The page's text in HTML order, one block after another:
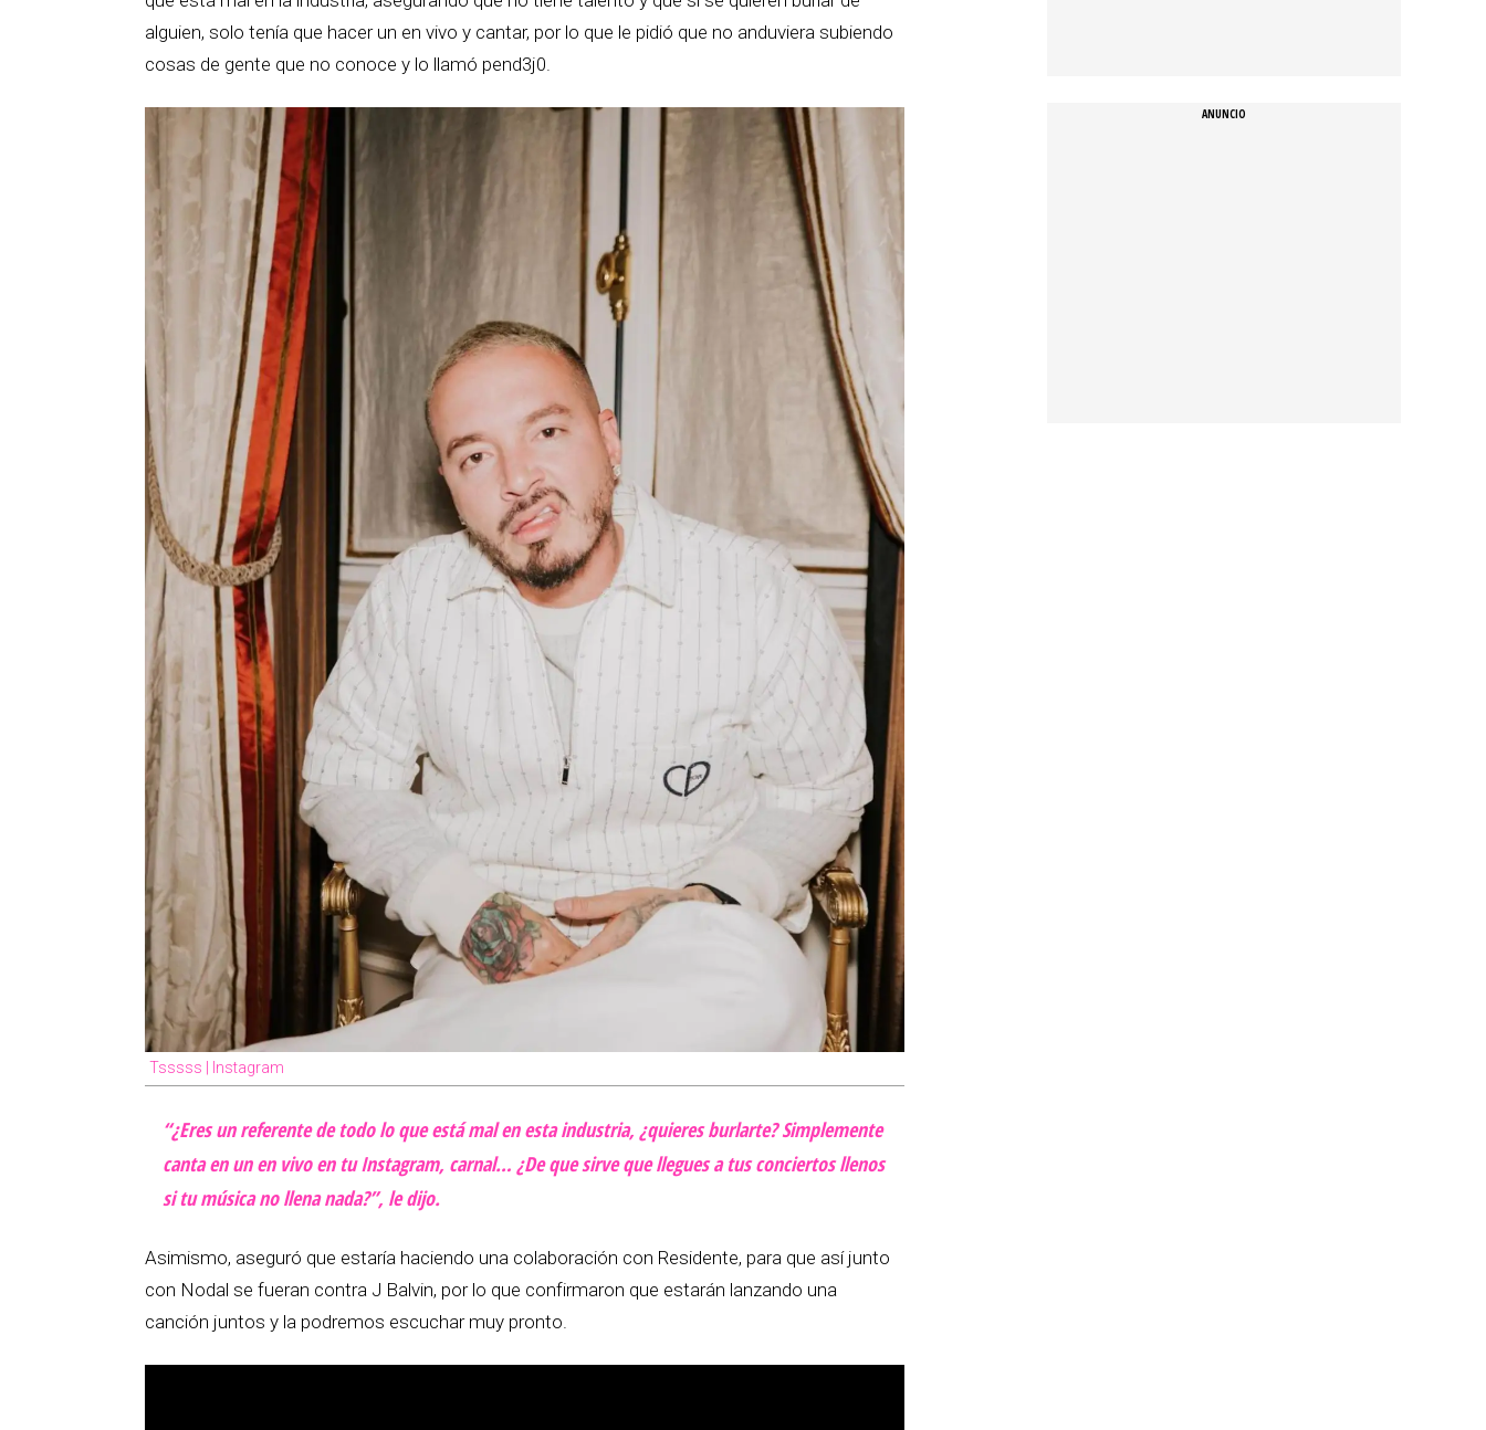
alguien, solo tenía que hacer un en vivo y cantar, por lo que le pidió que no anduviera subiendo
cosas de gente que no conoce y lo llamó pend3j0.
Tsssss | Instagram
“¿Eres un referente de todo lo que está mal en esta industria, ¿quieres burlarte? Simplemente
canta en un en vivo en tu Instagram, carnal… ¿De que sirve que llegues a tus conciertos llenos
si tu música no llena nada?”, le dijo.
Asimismo, aseguró que estaría haciendo una colaboración con Residente, para que así junto
con Nodal se fueran contra J Balvin, por lo que confirmaron que estarán lanzando una
canción juntos y la podremos escuchar muy pronto.